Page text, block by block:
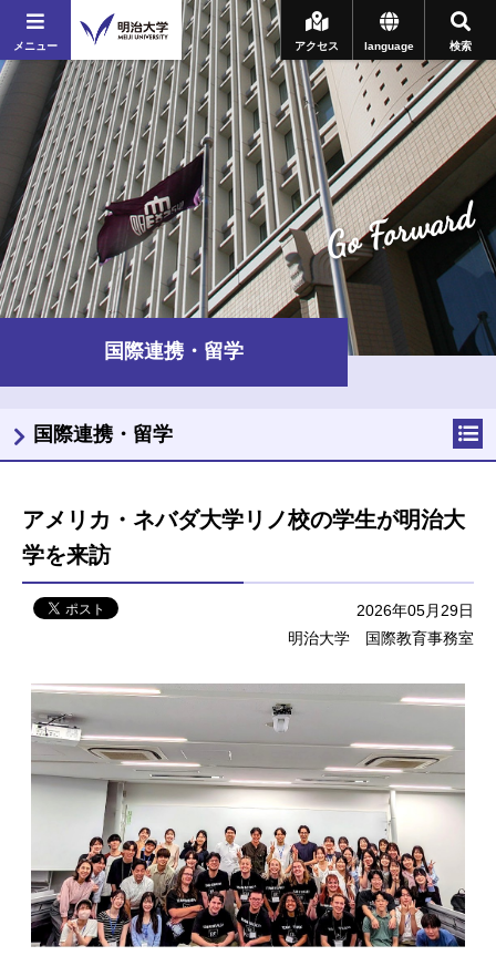
メニュー 検索
language
アクセス
Go Forward
国際連携・留学
アメリカ・ネバダ大学リノ校の学生が明治大
学を来訪
2026年05月29日
明治大学 国際教育事務室
国際連携・留学